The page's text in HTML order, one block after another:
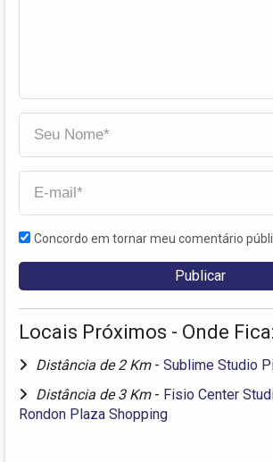
Concordo em tornar meu comentário
Locais Próximos - Onde Fica:
Distância de 2 Km - Sublime Studio
Distância de 3 Km - Fisio Center
Rondon Plaza Shopping